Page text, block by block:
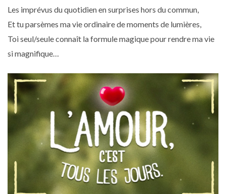
Les imprévus du quotidien en surprises hors du commun,
Et tu parsèmes ma vie ordinaire de moments de lumières,
Toi seul/seule connaît la formule magique pour rendre ma vie
si magnifique…